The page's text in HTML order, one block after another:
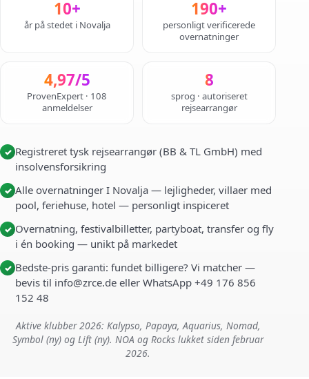
10+
år på stedet i Novalja
190+
personligt verificerede
overnatninger
4,97/5
ProvenExpert · 108
anmeldelser
8
sprog · autoriseret
rejsearrangør
✓ Registreret tysk rejsearrangør (BB & TL GmbH) med
insolvensforsikring
✓ Alle overnatninger I Novalja — lejligheder, villaer med
pool, feriehuse, hotel — personligt inspiceret
✓ Overnatning, festivalbilletter, partyboat, transfer og fly
i én booking — unikt på markedet
✓ Bedste-pris garanti: fundet billigere? Vi matcher —
bevis til info@zrce.de eller WhatsApp +49 176 856
152 48
Aktive klubber 2026: Kalypso, Papaya, Aquarius, Nomad,
Symbol (ny) og Lift (ny). NOA og Rocks lukket siden februar
2026.